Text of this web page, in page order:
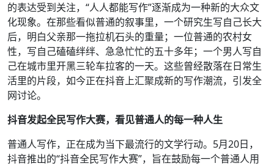
的表达受到关注，“人人都能写作”逐渐成为一种新的大众文
化现象。在那些看似普通的叙事里，一个研究生写自己长大
后，明白父亲那一拖拉机石头的重量；一位普通的农村女
性，写自己磕磕绊绊、急急忙忙的五十多年；一个男人写自
己在城市里开黑三轮车拉客的一天。这些曾经散落在日常生
活里的片段，如今正在抖音上汇聚成新的写作潮流，引发全
网讨论。
抖音发起全民写作大赛，看见普通人的每一种人生
普通人写作，正在成为当下最流行的文学行动。5月20日，
抖音推出的“抖音全民写作大赛”，旨在鼓励每一个普通人用